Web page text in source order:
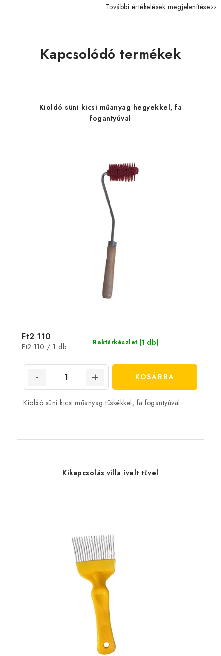
További értékelések megjelenítése
Kapcsolódó termékek
Kioldó süni kicsi műanyag hegyekkel, fa
fogantyúval
Raktárkészlet (1 db)
Ft2 110
Egységár:
Ft2 110 / 1 db
KOSÁRBA
Kioldó süni kicsi műanyag tüskékkel, fa fogantyúval
Kikapcsolás villa ívelt tűvel